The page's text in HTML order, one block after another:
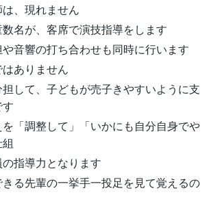
、現れません
名が、客席で演技指導をします
音響の打ち合わせも同時に行います
ありません
して、子どもが売子きやすいように支
「調整して」「いかにも自分自身でや
指導力となります
る先輩の一挙手一投足を見て覚えるの